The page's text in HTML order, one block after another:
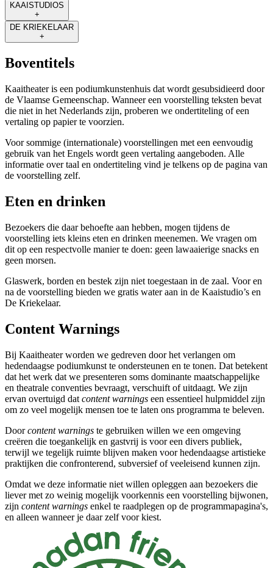
KAAISTUDIOS
+
DE KRIEKELAAR
+
Boventitels
Kaaitheater is een podiumkunstenhuis dat wordt gesubsidieerd door
de Vlaamse Gemeenschap. Wanneer een voorstelling teksten bevat
die niet in het Nederlands zijn, proberen we ondertiteling of een
vertaling op papier te voorzien.
Voor sommige (internationale) voorstellingen met een eenvoudig
gebruik van het Engels wordt geen vertaling aangeboden. Alle
informatie over taal en ondertiteling vind je telkens op de pagina van
de voorstelling zelf.
Eten en drinken
Bezoekers die daar behoefte aan hebben, mogen tijdens de
voorstelling iets kleins eten en drinken meenemen. We vragen om
dit op een respectvolle manier te doen: geen lawaaierige snacks en
geen morsen.
Glaswerk, borden en bestek zijn niet toegestaan in de zaal. Voor en
na de voorstelling bieden we gratis water aan in de Kaaistudio’s en
De Kriekelaar.
Content Warnings
Bij Kaaitheater worden we gedreven door het verlangen om
hedendaagse podiumkunst te ondersteunen en te tonen. Dat betekent
dat het werk dat we presenteren soms dominante maatschappelijke
en theatrale conventies bevraagt, verschuift of uitdaagt. We zijn
ervan overtuigd dat content warnings een essentieel hulpmiddel zijn
om zo veel mogelijk mensen toe te laten ons programma te beleven.
Doorcontent warnings te gebruiken willen we een omgeving
creëren die toegankelijk en gastvrij is voor een divers publiek,
terwijl we tegelijk ruimte blijven maken voor hedendaagse artistieke
praktijken die confronterend, subversief of veeleisend kunnen zijn.
Omdat we deze informatie niet willen opleggen aan bezoekers die
liever met zo weinig mogelijk voorkennis een voorstelling bijwonen,
zijn content warnings enkel te raadplegen op de programmapagina's,
en alleen wanneer je daar zelf voor kiest.